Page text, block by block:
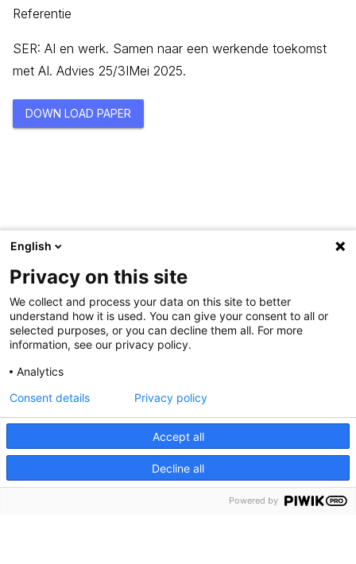
menu
Menu
Referentie
SER: AI en werk. Samen naar een werkende toekomst
met AI. Advies 25/3IMei 2025.
DOWN LOAD PAPER
English
Privacy on this site
We collect and process your data on this site to better
understand how it is used. You can give your consent to all or
selected purposes, or you can decline them all. For more
information, see our privacy policy.
Analytics
Accept all
Decline all
Consent details Privacy policy
Powered by